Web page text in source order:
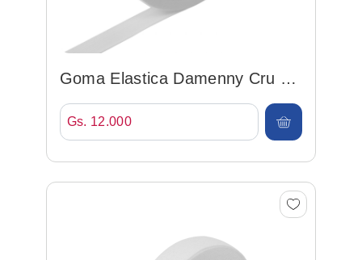
Goma Elastica Damenny Cru 25
Blanco 25mm*25mt
Gs. 12.000